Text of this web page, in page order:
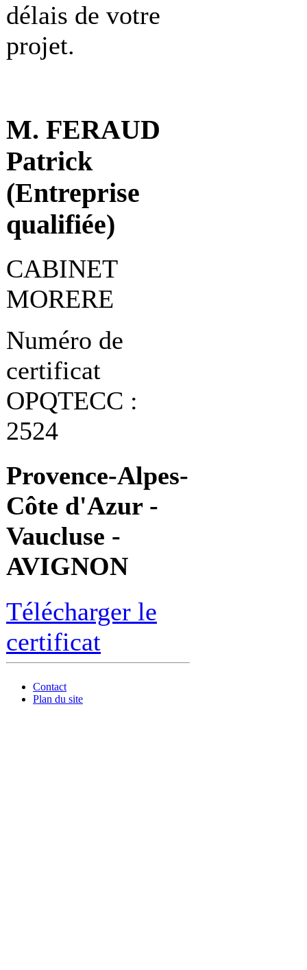
délais de votre
projet.
M. FERAUD
Patrick
(Entreprise
qualifiée)
CABINET
MORERE
Numéro de
certificat
OPQTECC :
2524
Provence-Alpes-
Côte d'Azur -
Vaucluse -
AVIGNON
Télécharger le
certificat
Contact
Plan du site